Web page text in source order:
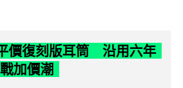
價復刻版耳筒 沿用六年
加價潮